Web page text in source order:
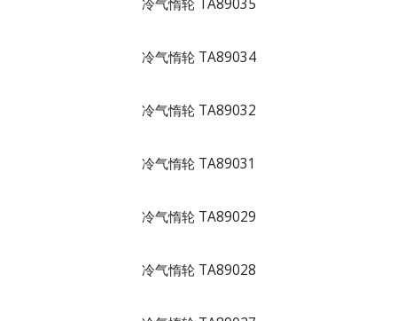
冷气惰轮 TA89035
冷气惰轮 TA89034
冷气惰轮 TA89032
冷气惰轮 TA89031
冷气惰轮 TA89029
冷气惰轮 TA89028